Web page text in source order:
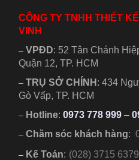
viên đất khá
rộng...
CÔNG TY TNHH THIẾT
VINH
–VPĐD: 52 Tân Chánh
Quận 12, TP. HCM
– TRỤ SỞ CHÍNH :434
Gò Vấp, TP. HCM
– Hotline: 0973 778 999 –
– Chăm sóc khách hàng:
– Kế Toán: (028) 3715 6379